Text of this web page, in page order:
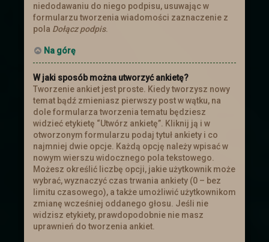
niedodawaniu do niego podpisu, usuwając w
formularzu tworzenia wiadomości zaznaczenie z
pola Dołącz podpis.
Na górę
W jaki sposób można utworzyć ankietę?
Tworzenie ankiet jest proste. Kiedy tworzysz nowy
temat bądź zmieniasz pierwszy post w wątku, na
dole formularza tworzenia tematu będziesz
widzieć etykietę “Utwórz ankietę”. Kliknij ją i w
otworzonym formularzu podaj tytuł ankiety i co
najmniej dwie opcje. Każdą opcję należy wpisać w
nowym wierszu widocznego pola tekstowego.
Możesz określić liczbę opcji, jakie użytkownik może
wybrać, wyznaczyć czas trwania ankiety (0 – bez
limitu czasowego), a także umożliwić użytkownikom
zmianę wcześniej oddanego głosu. Jeśli nie
widzisz etykiety, prawdopodobnie nie masz
uprawnień do tworzenia ankiet.